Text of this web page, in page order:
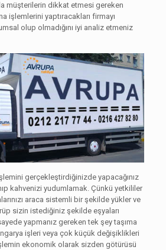
müşterilerin dikkat etmesi gereken
işlemlerini yaptıracakları firmayı
olup olmadığını iyi analiz etmeniz
gerçekleştirdiğinizde yapacağınız
kahvenizi yudumlamak. Çünkü yetkililer
araca sistemli bir şekilde yükler ve
sizin istediğiniz şekilde eşyaları
yapmanız gereken tek şey taşıma
işleri veya çok küçük değişiklikleri
ekonomik olarak sizden götürüsü